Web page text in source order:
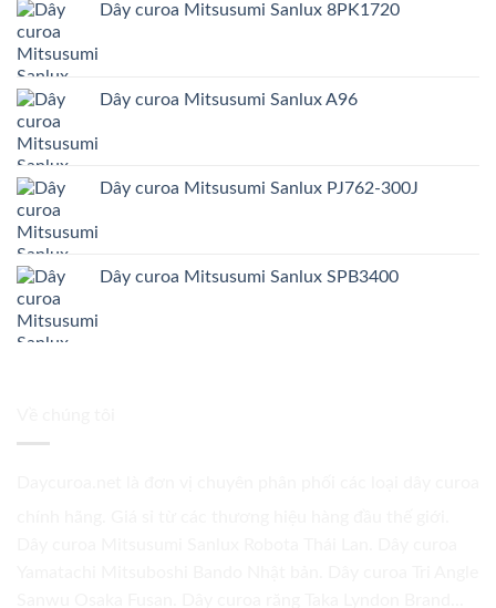
Dây curoa Mitsusumi Sanlux 8PK1720
Dây curoa Mitsusumi Sanlux A96
Dây curoa Mitsusumi Sanlux PJ762-300J
Dây curoa Mitsusumi Sanlux SPB3400